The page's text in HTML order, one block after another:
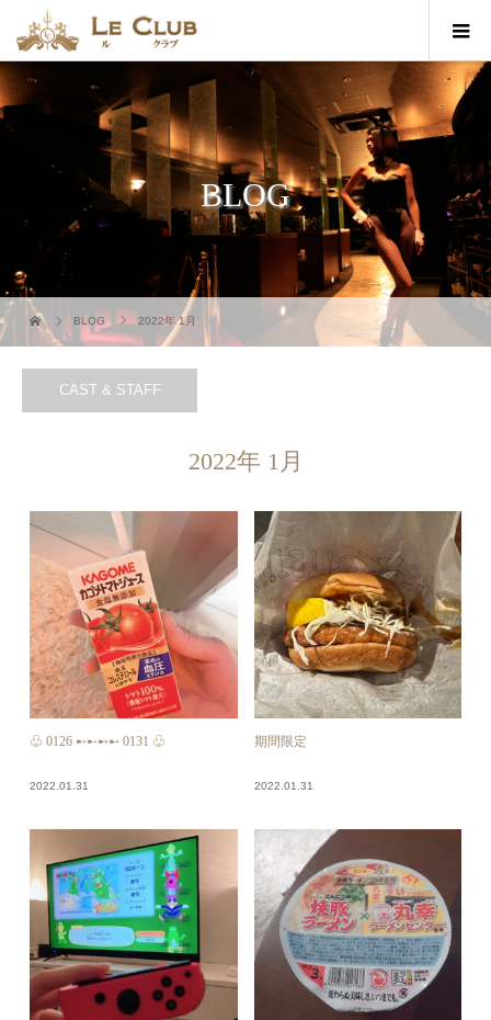
BLOG
BLOG 2022年 1月
CAST & STAFF
2022年 1月
♧ 0126 ➸➸➸➸ 0131 ♧
2022.01.31
期間限定
2022.01.31